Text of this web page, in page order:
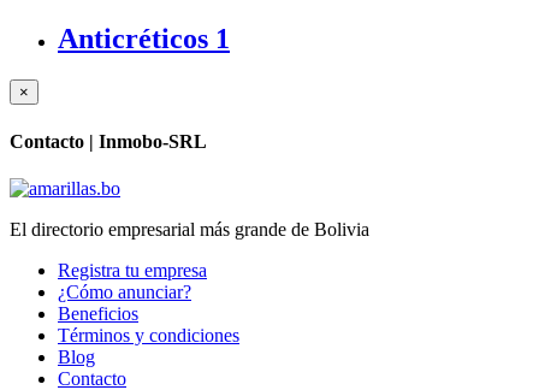
Anticréticos 1
×
Contacto | Inmobo-SRL
El directorio empresarial más grande de Bolivia
Registra tu empresa
¿Cómo anunciar?
Beneficios
Términos y condiciones
Blog
Contacto